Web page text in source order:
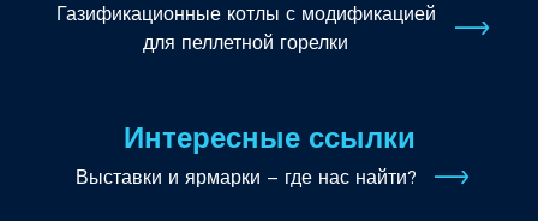
Газификационные котлы с модификацией
для пеллетной горелки
Интересные ссылки
Выставки и ярмарки – где нас найти?